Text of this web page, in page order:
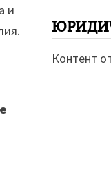
и
Контент